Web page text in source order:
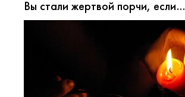
Вы стали жертвой порчи, если…